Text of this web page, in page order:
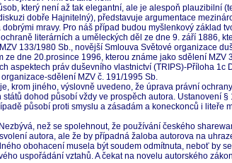
který není až tak elegantní, ale je alespoň plauzibilní
dobře Hajnitelný), představuje argumentace
dobrými mravy. Pro náš případ budou myšlenkový základ
literárních a uměleckých děl ze dne 9. září 1886,
133/1980 Sb., novější Smlouva Světové organizace
ze dne 20.prosince 1996, kterou známe jako sdělení MZV
aspektech práv duševního vlastnictví (TRIPS)-Příloha 1c
sdělení MZV č. 191/1995 Sb.
krom jiného, výslovně uvedeno, že úprava právní
států dohod působí vždy ve prospěch autora. Ustanovení §
působí proti smyslu a zásadám a koneckonců i liteře
než se spolehnout, že používání českého
autora, ale že by případná žaloba autorova na
obohacení musela být soudem odmítnuta, neboť by
uspořádání vztahů. A čekat na novelu autorského